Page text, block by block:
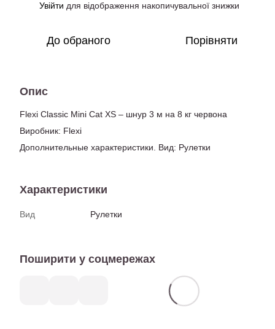
Увійти для відображення накопичувальної знижки
До обраного Порівняти
Опис
Flexi Classic Mini Cat XS – шнур 3 м на 8 кг червона
Виробник: Flexi
Дополнительные характеристики. Вид: Рулетки
Характеристики
Вид Рулетки
Поширити у соцмережах